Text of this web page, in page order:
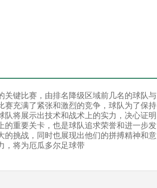
键比赛，由排名降级区域前几名的球队与
充满了紧张和激烈的竞争，球队为了保持
将展示出技术和战术上的实力，决心证明
重要关卡，也是球队追求荣誉和进一步发
挑战，同时也展现出他们的拼搏精神和意
，将为厄瓜多尔足球带